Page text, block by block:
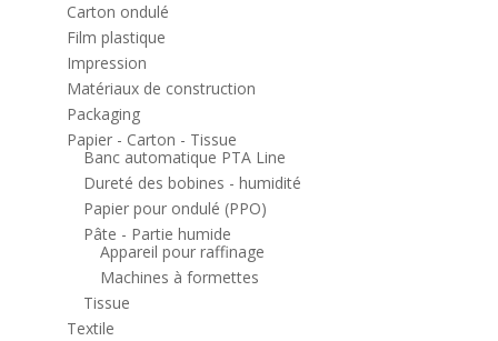
Carton ondulé
Film plastique
Impression
Matériaux de construction
Packaging
Papier - Carton - Tissue
Banc automatique PTA Line
Dureté des bobines - humidité
Papier pour ondulé (PPO)
Pâte - Partie humide
Appareil pour raffinage
Machines à formettes
Tissue
Textile